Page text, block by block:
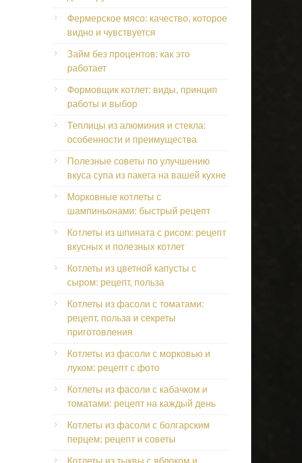
Фермерское мясо: качество, которое
видно и чувствуется
Займ без процентов: как это
работает
Формовщик котлет: виды, принцип
работы и выбор
Теплицы из алюминия и стекла:
особенности и преимущества
Полезные советы по улучшению
вкуса супа из пакета на вашей кухне
Морковные котлеты с
шампиньонами: быстрый рецепт
Котлеты из шпината с рисом: рецепт
вкусных и полезных котлет
Котлеты из цветной капусты с
сыром: рецепт, польза
Котлеты из фасоли с томатами:
рецепт, польза и секреты
приготовления
Котлеты из фасоли с морковью и
луком: рецепт с фото
Котлеты из фасоли с кабачком и
томатами: рецепт на каждый день
Котлеты из фасоли с болгарским
перцем: рецепт и советы
Котлеты из тыквы с яблоком и